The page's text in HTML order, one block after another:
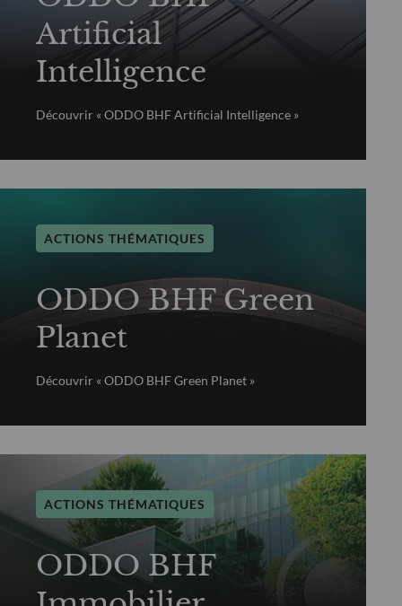
Artificial
Intelligence
Découvrir « ODDO BHF Artificial Intelligence »
ACTIONS THÉMATIQUES
ODDO BHF Green
Planet
Découvrir « ODDO BHF Green Planet »
ACTIONS THÉMATIQUES
ODDO BHF